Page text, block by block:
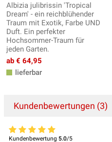
Albizia julibrissin 'Tropical
Dream' - ein reichblühender
Traum mit Exotik, Farbe UND
Duft. Ein perfekter
Hochsommer-Traum für
jeden Garten.
ab € 64,95
lieferbar
Kundenbewertungen (3)
Kundenbewertung 5.0/5